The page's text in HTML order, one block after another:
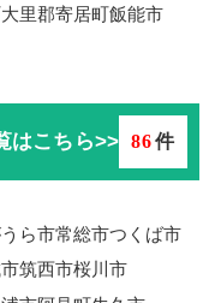
大里郡寄居町飯能市
はこちら>> 86件
ら市常総市つくば市
筑西市桜川市